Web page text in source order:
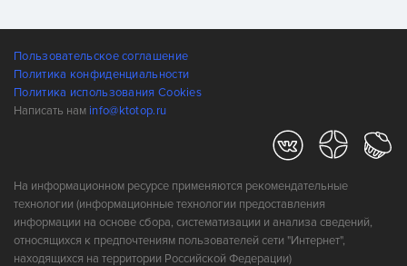
Пользовательское соглашение
Политика конфиденциальности
Политика использования Cookies
Написать нам info@ktotop.ru
На информационном ресурсе применяются рекомендательные
технологии (информационные технологии предоставления
информации на основе сбора, систематизации и анализа сведений,
относящихся к предпочтениям пользователей сети "Интернет",
находящихся на территории Российской Федерации)